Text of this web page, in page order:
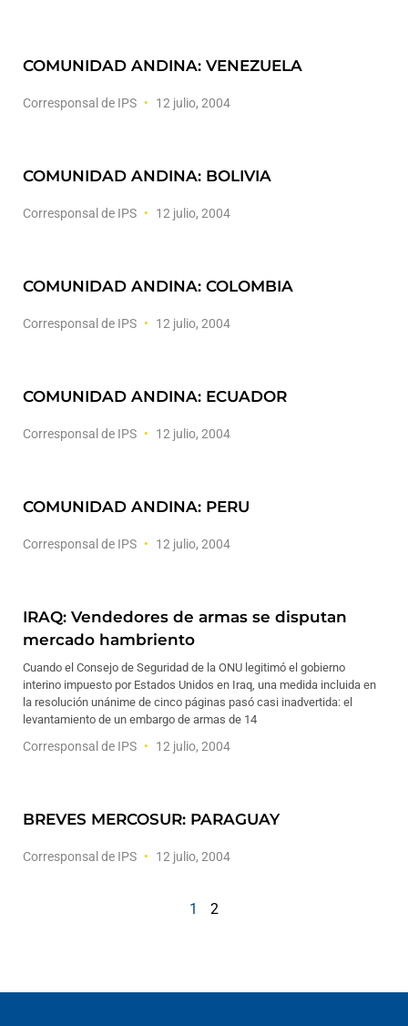
COMUNIDAD ANDINA: VENEZUELA
Corresponsal de IPS 12 julio, 2004
COMUNIDAD ANDINA: BOLIVIA
Corresponsal de IPS 12 julio, 2004
COMUNIDAD ANDINA: COLOMBIA
Corresponsal de IPS 12 julio, 2004
COMUNIDAD ANDINA: ECUADOR
Corresponsal de IPS 12 julio, 2004
COMUNIDAD ANDINA: PERU
Corresponsal de IPS 12 julio, 2004
IRAQ: Vendedores de armas se disputan
mercado hambriento
Cuando el Consejo de Seguridad de la ONU legitimó el gobierno
interino impuesto por Estados Unidos en Iraq, una medida incluida en
la resolución unánime de cinco páginas pasó casi inadvertida: el
levantamiento de un embargo de armas de 14
Corresponsal de IPS 12 julio, 2004
BREVES MERCOSUR: PARAGUAY
Corresponsal de IPS 12 julio, 2004
1 2